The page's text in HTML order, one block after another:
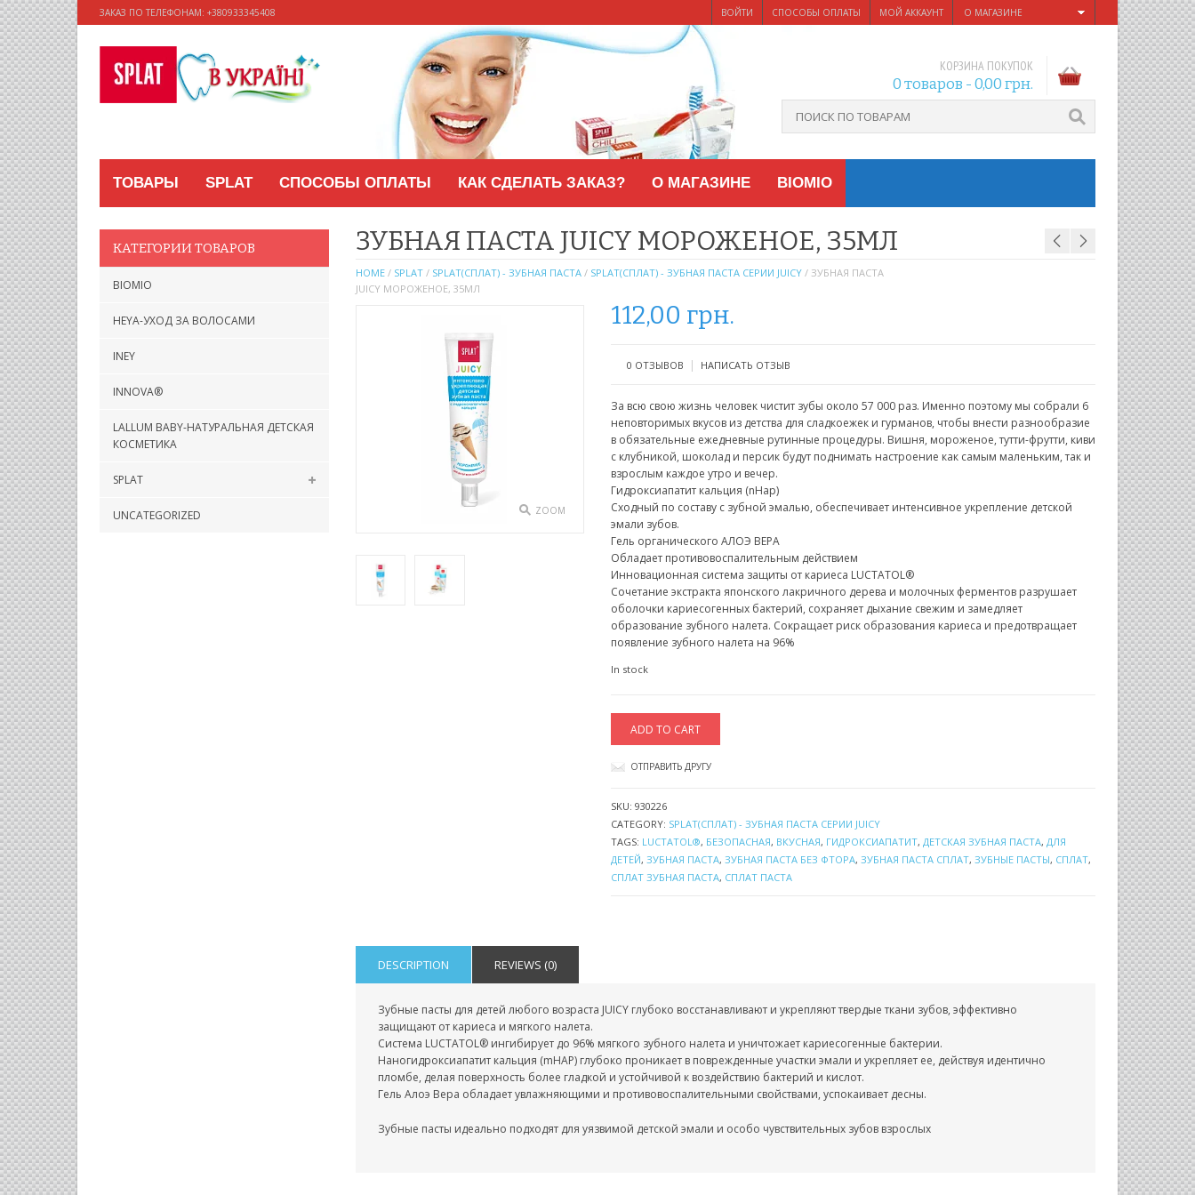
ЗАКАЗ ПО ТЕЛЕФОНАМ: +38‎0933345408 О МАГАЗИНЕ
МОЙ АККАУНТ
СПОСОБЫ ОПЛАТЫ
ВОЙТИ
КОРЗИНА ПОКУПОК
0 товаров -0,00грн.
ТОВАРЫ SPLAT СПОСОБЫ ОПЛАТЫ КАК СДЕЛАТЬ ЗАКАЗ? О МАГАЗИНЕ BIOMIO
КАТЕГОРИИ ТОВАРОВ
BIOMIO
HEYA-УХОД ЗА ВОЛОСАМИ
INEY
INNOVA®
LALLUM BABY-НАТУРАЛЬНАЯ ДЕТСКАЯ
КОСМЕТИКА
SPLAT
UNCATEGORIZED
ЗУБНАЯ ПАСТА JUICY МОРОЖЕНОЕ, 35МЛ
HOME/ SPLAT/ SPLAT(СПЛАТ) - ЗУБНАЯ ПАСТА/ SPLAT(СПЛАТ) - ЗУБНАЯ ПАСТА СЕРИИ JUICY/ ЗУБНАЯ ПАСТА
JUICY МОРОЖЕНОЕ, 35МЛ
ZOOM
112,00 грн.
0 ОТЗЫВОВ | НАПИСАТЬ ОТЗЫВ
За всю свою жизнь человек чистит зубы около 57 000 раз. Именно поэтому мы собрали 6
неповторимых вкусов из детства для сладкоежек и гурманов, чтобы внести разнообразие
в обязательные ежедневные рутинные процедуры. Вишня, мороженое, тутти-фрутти, киви
с клубникой, шоколад и персик будут поднимать настроение как самым маленьким, так и
взрослым каждое утро и вечер.
Гидроксиапатит кальция (nHap)
Сходный по составу с зубной эмалью, обеспечивает интенсивное укрепление детской
эмали зубов.
Гель органического АЛОЭ ВЕРА
Обладает противовоспалительным действием
Инновационная система защиты от кариеса LUCTATOL®
Сочетание экстракта японского лакричного дерева и молочных ферментов разрушает
оболочки кариесогенных бактерий, сохраняет дыхание свежим и замедляет
образование зубного налета. Сокращает риск образования кариеса и предотвращает
появление зубного налета на 96%
In stock
Зубная
паста
Juicy
МОРОЖЕНОЕ,
ADD TO CART
ОТПРАВИТЬ ДРУГУ
SKU: 930226
CATEGORY: SPLAT(СПЛАТ) - ЗУБНАЯ ПАСТА СЕРИИ JUICY
TAGS: LUCTATOL®, БЕЗОПАСНАЯ, ВКУСНАЯ, ГИДРОКСИАПАТИТ, ДЕТСКАЯ ЗУБНАЯ ПАСТА, ДЛЯ
ДЕТЕЙ, ЗУБНАЯ ПАСТА, ЗУБНАЯ ПАСТА БЕЗ ФТОРА, ЗУБНАЯ ПАСТА СПЛАТ, ЗУБНЫЕ ПАСТЫ, СПЛАТ,
СПЛАТ ЗУБНАЯ ПАСТА, СПЛАТ ПАСТА
DESCRIPTION REVIEWS (0)
Зубные пасты для детей любого возраста JUICY глубоко восстанавливают и укрепляют твердые ткани зубов, эффективно
защищают от кариеса и мягкого налета.
Cистема LUCTATOL® ингибирует до 96% мягкого зубного налета и уничтожает кариесогенные бактерии.
Наногидроксиапатит кальция (mHAP) глубоко проникает в поврежденные участки эмали и укрепляет ее, действуя идентично
пломбе, делая поверхность более гладкой и устойчивой к воздействию бактерий и кислот.
Гель Алоэ Вера обладает увлажняющими и противовоспалительными свойствами, успокаивает десны.
Зубные пасты идеально подходят для уязвимой детской эмали и особо чувствительных зубов взрослых